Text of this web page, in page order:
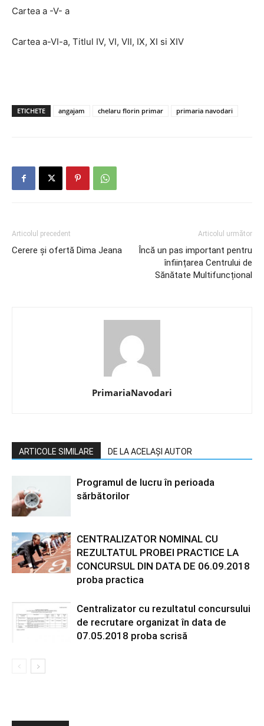
Cartea a -V- a
Cartea a-VI-a, Titlul IV, VI, VII, IX, XI si XIV
ETICHETE angajam chelaru florin primar primaria navodari
Articolul precedent
Cerere și ofertă Dima Jeana
Articolul următor
Încă un pas important pentru
înființarea Centrului de
Sănătate Multifuncțional
PrimariaNavodari
ARTICOLE SIMILARE DE LA ACELAȘI AUTOR
Programul de lucru în perioada
sărbătorilor
CENTRALIZATOR NOMINAL CU
REZULTATUL PROBEI PRACTICE LA
CONCURSUL DIN DATA DE 06.09.2018
proba practica
Centralizator cu rezultatul concursului
de recrutare organizat în data de
07.05.2018 proba scrisă